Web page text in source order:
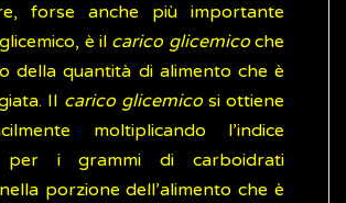
forse anche più importante
è il carico glicemicoche
della quantità di alimento che è
Il carico glicemicosi ottiene
moltiplicando l’indice
per i grammi di carboidrati
porzione dell’alimento che è